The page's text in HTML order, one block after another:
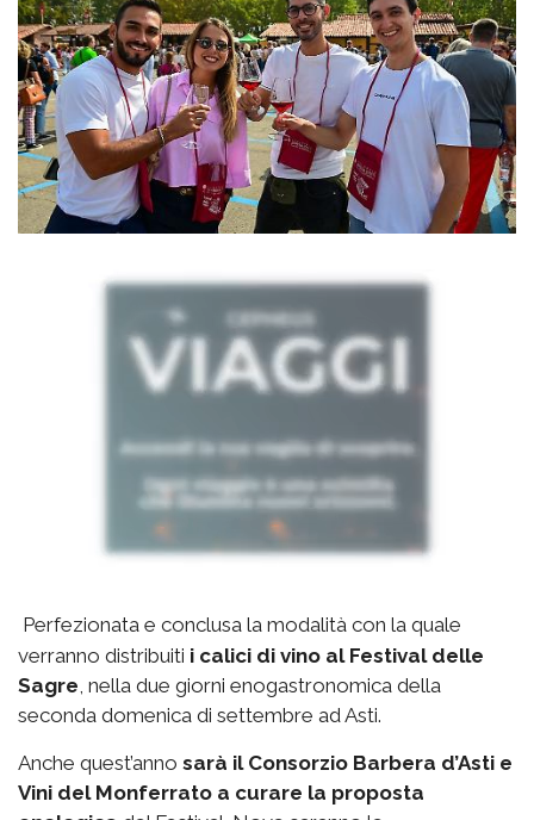
Perfezionata e conclusa la modalità con la quale
verranno distribuiti i calici di vino al Festival delle
Sagre , nella due giorni enogastronomica della
seconda domenica di settembre ad Asti.
Anche quest’anno sarà il Consorzio Barbera d’Asti e
Vini del Monferrato a curare la proposta